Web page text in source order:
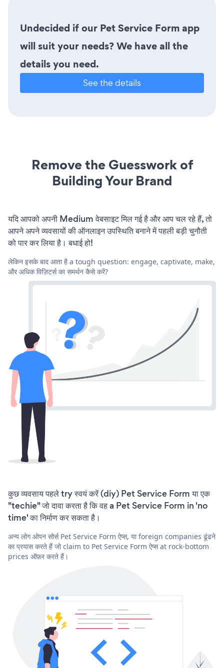
Undecided if our Pet Service Form app
will suit your needs? We have all the
details you need.
See the details
Remove the Guesswork of
Building Your Brand
यदि आपको अपनी Medium वेबसाइट मिल गई है और आप चल रहे हैं, तो
आपने अपने व्यवसायों की ऑनलाइन उपस्थिति बनाने में पहली बड़ी चुनौती
को पार कर लिया है। बधाई हो!
लेकिन इसके बाद आता है a tough question: engage, captivate, make,
और अधिक विज़िटर्स का समर्थन कैसे करें?
कुछ व्यवसाय पहले try स्वयं करें (diy) Pet Service Form या एक
"techie" जो दावा करता है कि वह a Pet Service Form in 'no
time' का निर्माण कर सकता है।
अन्य लोग ओपन सोर्स Pet Service Form ऐप्स, या foreign companies ढूंढने
का प्रयास करते हैं जो claim to Pet Service Form ऐप्स at rock-bottom
prices ऑफ़र करते हैं।